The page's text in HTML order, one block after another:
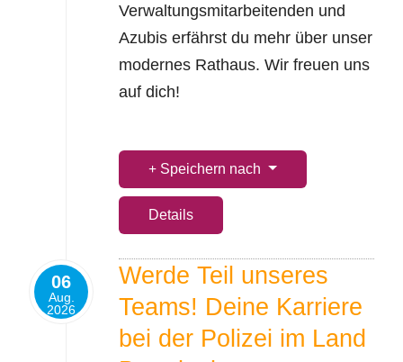
Verwaltungsmitarbeitenden und
Azubis erfährst du mehr über unser
modernes Rathaus. Wir freuen uns
auf dich!
Speichern nach
Details
06
Aug.
2026
Werde Teil unseres
Teams! Deine Karriere
bei der Polizei im Land